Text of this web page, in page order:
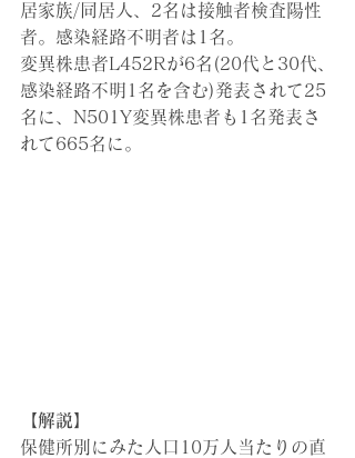
居家族/同居人、2名は接触者検査陽性
者。感染経路不明者は1名。
変異株患者L452Rが6名(20代と30代、
感染経路不明1名を含む)発表されて25
名に、N501Y変異株患者も1名発表さ
れて665名に。
【解説】
保健所別にみた人口10万人当たりの直